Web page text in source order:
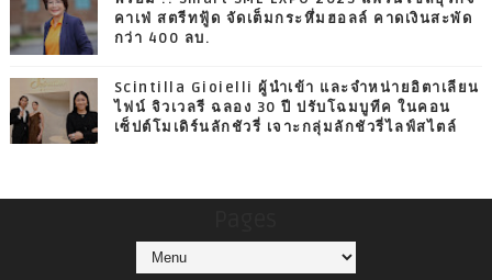
คาเฟ่ สตรีทฟู้ด จัดเต็มกระหึ่มฮอลล์ คาดเงินสะพัด
กว่า 400 ลบ.
Scintilla Gioielli ผู้นำเข้า และจำหน่ายอิตาเลียน
ไฟน์ จิวเวลรี ฉลอง 30 ปี ปรับโฉมบูทีค ในคอน
เซ็ปต์โมเดิร์นลักชัวรี่ เจาะกลุ่มลักชัวรี่ไลฟ์สไตล์